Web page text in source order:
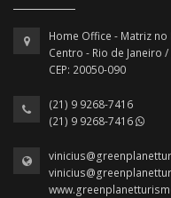
Home Office - Matriz no
Centro - Rio de Janeiro /
CEP: 20050-090
(21) 9 9268-7416
(21) 9 9268-7416